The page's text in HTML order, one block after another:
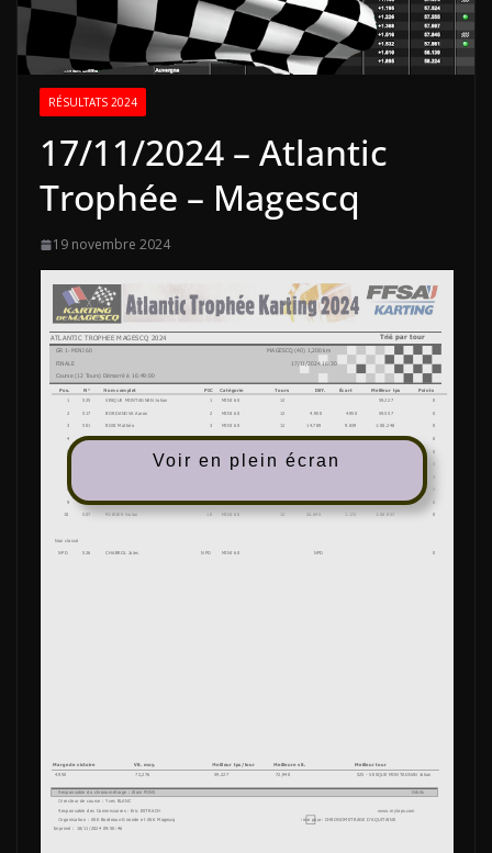
RÉSULTATS 2024
17/11/2024 – Atlantic
Trophée – Magescq
19 novembre 2024
Voir en plein écran